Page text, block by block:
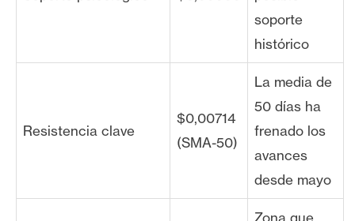
soporte
histórico
Resistencia clave
$0,00714
(SMA-50)
La media de
50 días ha
frenado los
avances
desde mayo
Zona que